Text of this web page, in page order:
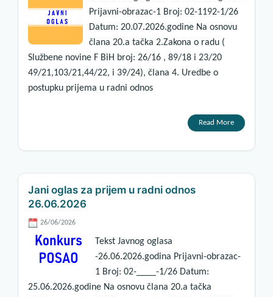
Prijavni-obrazac-1 Broj: 02-1192-1/26
Datum: 20.07.2026.godine Na osnovu
člana 20.a tačka 2.Zakona o radu (
Službene novine F BiH broj: 26/16 , 89/18 i 23/20
49/21,103/21,44/22, i 39/24), člana 4. Uredbe o
postupku prijema u radni odnos
Read More
Jani oglas za prijem u radni odnos
26.06.2026
26/06/2026
Tekst Javnog oglasa
-26.06.2026.godina Prijavni-obrazac-
1 Broj: 02-____-1/26 Datum:
25.06.2026.godine Na osnovu člana 20.a tačka